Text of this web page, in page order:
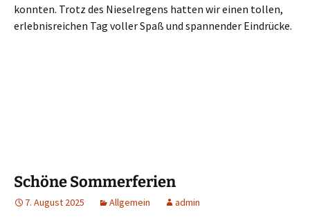
konnten. Trotz des Nieselregens hatten wir einen tollen,
erlebnisreichen Tag voller Spaß und spannender Eindrücke.
Schöne Sommerferien
7. August 2025 Allgemein admin